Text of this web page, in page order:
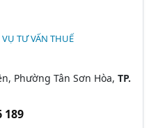
TƯ VẤN THUẾ
Phường Tân Sơn Hòa,TP.
189